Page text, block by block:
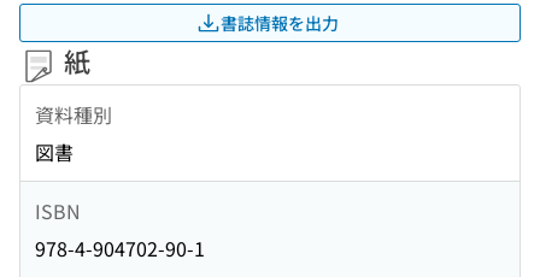
書誌情報を出力
紙
資料種別
図書
ISBN
978-4-904702-90-1